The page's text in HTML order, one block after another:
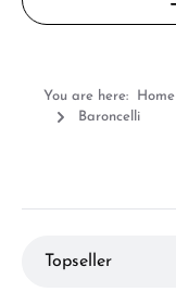
You are here: Home
Baroncelli